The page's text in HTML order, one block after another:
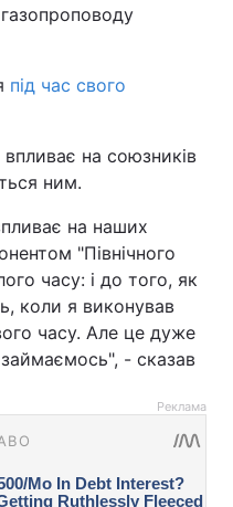
під час свого
на союзників
ним.
на наших
"Північного
часу: і до того, як
коли я виконував
часу. Але це дуже
- сказав
Реклама